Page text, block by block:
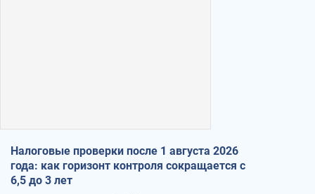
Налоговые проверки после 1 августа 2026
года: как горизонт контроля сокращается с
6,5 до 3 лет